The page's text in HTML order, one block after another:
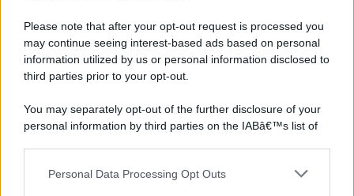
Please note that after your opt-out request is processed you
may continue seeing interest-based ads based on personal
information utilized by us or personal information disclosed to
third parties prior to your opt-out.
You may separately opt-out of the further disclosure of your
personal information by third parties on the IABâ€™s list of
This information may also be disclosed by us to third parties
Personal Data Processing Opt Outs